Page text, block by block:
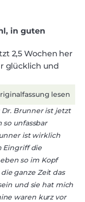
in guten
2,5 Wochen her
glücklich und
lesen
Brunner ist jetzt
unfassbar
ist wirklich
Eingriff die
so im Kopf
ganze Zeit das
und sie hat mich
waren kurz vor